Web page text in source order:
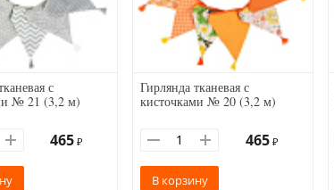
с
№ 21 (3,2 м)
465 ₽
Гирлянда тканевая с
кисточками № 20 (3,2 м)
465 ₽
В корзину